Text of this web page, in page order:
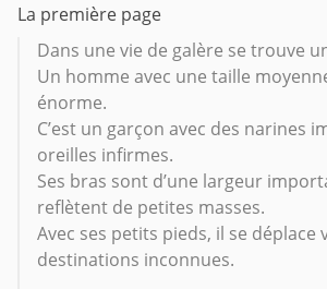
La première page
Dans une vie de galère se trouve
Un homme avec une taille
énorme.
C’est un garçon avec des narines
oreilles infirmes.
Ses bras sont d’une largeur
reflètent de petites masses.
Avec ses petits pieds, il se déplace
destinations inconnues.